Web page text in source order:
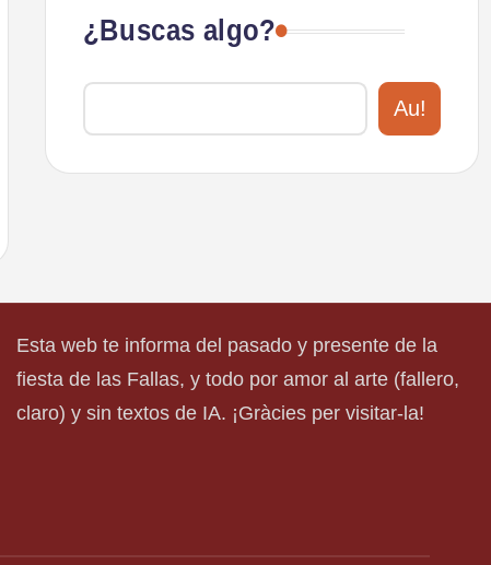
¿Buscas algo?
Au!
Esta web te informa del pasado y presente de la
fiesta de las Fallas, y todo por amor al arte (fallero,
claro) y sin textos de IA. ¡Gràcies per visitar-la!